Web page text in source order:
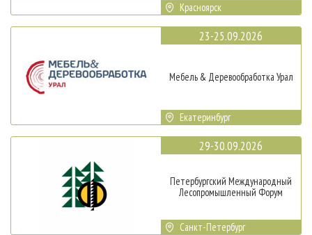
Красноярск
23-25.09.2026
Мебель & Деревообработка Урал
Екатеринбург
29-30.09.2026
Петербургский Международный
Лесопромышленный Форум
Санкт-Петербург